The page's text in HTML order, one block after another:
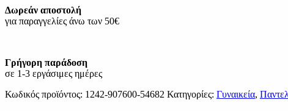
Δωρεάν αποστολή
για παραγγελίες άνω των 50€
Γρήγορη παράδοση
σε 1-3 εργάσιμες ημέρες
Κωδικός προϊόντος: 1242-907600-54682 Κατηγορίες: Γυναικεία,